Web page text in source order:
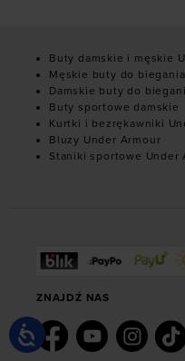
Buty damskie i męskie
Męskie buty do biegania
Damskie buty do
Buty sportowe damskie
Kurtki i bezrękawniki
Bluzy Under Armour
Staniki sportowe Under
ZNAJDŹ NAS